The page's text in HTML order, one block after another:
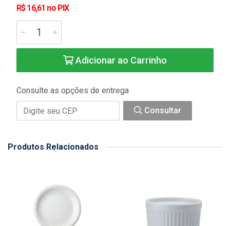
R$ 16,61 no PIX
Adicionar ao Carrinho
Consulte as opções de entrega
Consultar
Produtos Relacionados